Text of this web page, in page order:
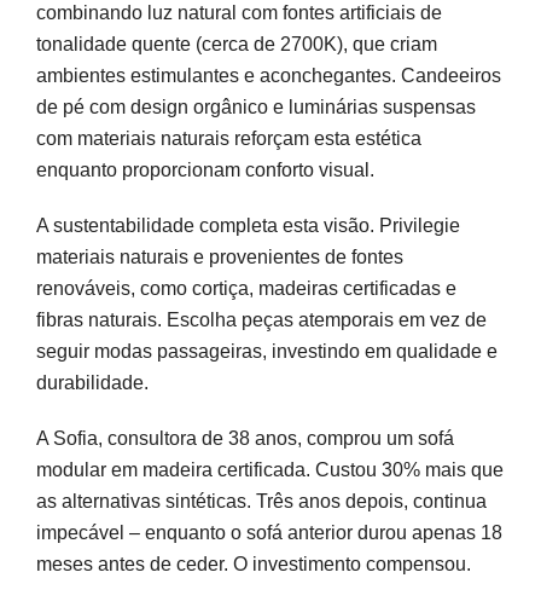
combinando luz natural com fontes artificiais de
tonalidade quente (cerca de 2700K), que criam
ambientes estimulantes e aconchegantes. Candeeiros
de pé com design orgânico e luminárias suspensas
com materiais naturais reforçam esta estética
enquanto proporcionam conforto visual.
A sustentabilidade completa esta visão. Privilegie
materiais naturais e provenientes de fontes
renováveis, como cortiça, madeiras certificadas e
fibras naturais. Escolha peças atemporais em vez de
seguir modas passageiras, investindo em qualidade e
durabilidade.
A Sofia, consultora de 38 anos, comprou um sofá
modular em madeira certificada. Custou 30% mais que
as alternativas sintéticas. Três anos depois, continua
impecável – enquanto o sofá anterior durou apenas 18
meses antes de ceder. O investimento compensou.